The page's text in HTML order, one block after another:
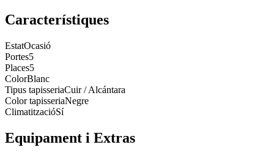
Característiques
EstatOcasió
Portes5
Places5
ColorBlanc
Tipus tapisseriaCuir / Alcántara
Color tapisseriaNegre
ClimatitzacióSí
Equipament i Extras